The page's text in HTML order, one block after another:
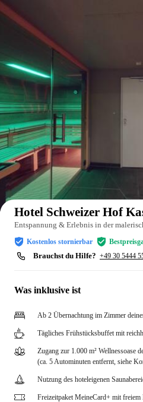
Hotel Schweizer Hof
Entspannung & Erlebnis in der
Kostenlos stornierbar
Brauchst du Hilfe? +49 30 5444
Was inklusive ist
Ab 2 Übernachtung im Zimmer
Tägliches Frühstücksbuffet mit
Zugang zur 1.000 m² Wellnessoase
(ca. 5 Autominuten entfernt, siehe
Nutzung des hoteleigenen
Freizeitpaket MeineCard+ mit